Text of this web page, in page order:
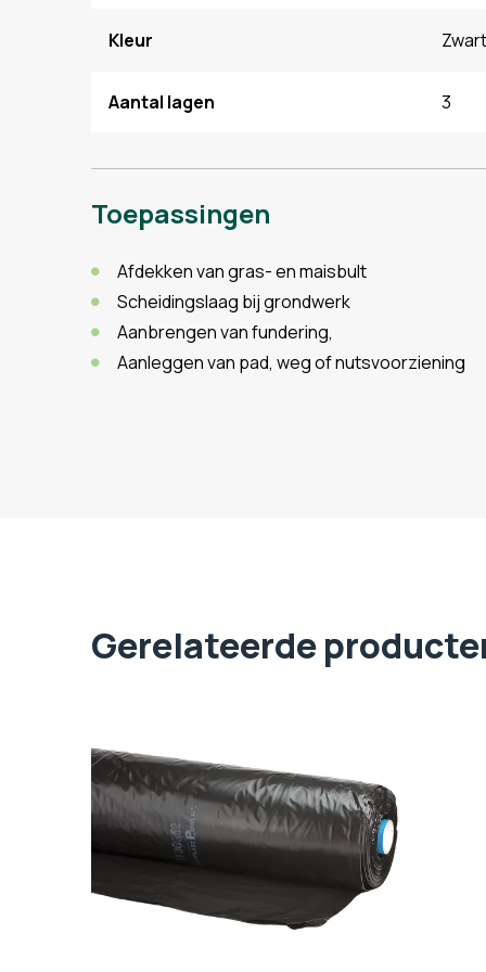
Kleur Zwart
Aantal lagen 3
Toepassingen
Afdekken van gras- en maisbult
Scheidingslaag bij grondwerk
Aanbrengen van fundering,
Aanleggen van pad, weg of nutsvoorziening
Gerelateerde